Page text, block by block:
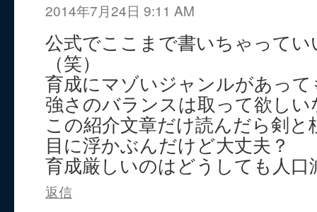
2014年7月24日 9:11 AM
公式でここまで書いちゃってい
（笑）
育成にマゾいジャンルがあっ
強さのバランスは取って欲しい
この紹介文章だけ読んだら剣
目に浮かぶんだけど大丈夫？
育成厳しいのはどうしても人口
返信